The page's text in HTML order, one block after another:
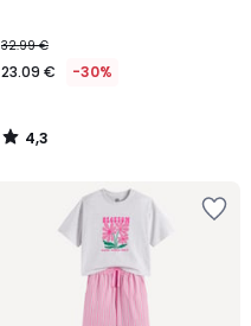
32.99 €
23.09 € -30%
4,3
/